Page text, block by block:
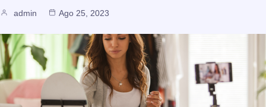
admin Ago 25, 2023